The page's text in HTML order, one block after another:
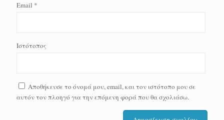
Email *
Ιστότοπος
Αποθήκευσε το όνομά μου, email, και τον ιστότοπο μου σε
αυτόν τον πλοηγό για την επόμενη φορά που θα σχολιάσω.